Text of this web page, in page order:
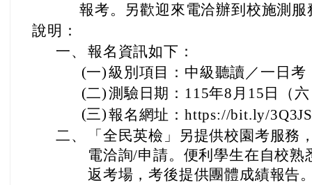
報考。另歡迎來電洽辦到校施測服
說明：
一、 報名資訊如下：
(一)級別項目：中級聽讀／一日考
(二)測驗日期：115年8月15日（
(三)報名網址：https://bit.ly/
二、
「全民英檢」另提供校園考服務
電洽詢/申請。便利學生在自校
返考場，考後提供團體成績報告